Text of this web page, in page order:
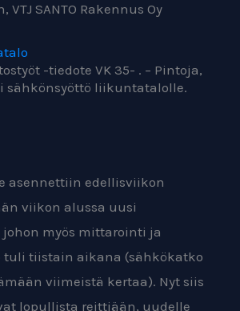
VTJ SANTO Rakennus Oy
-tiedote VK 35- . – Pintoja,
sähkönsyöttö liikuntatalolle.
asennettiin edellisviikon
viikon alussa uusi
johon myös mittarointi ja
tuli tiistain aikana (sähkökatko
viimeistä kertaa). Nyt siis
lopullista reittiään, uudelle